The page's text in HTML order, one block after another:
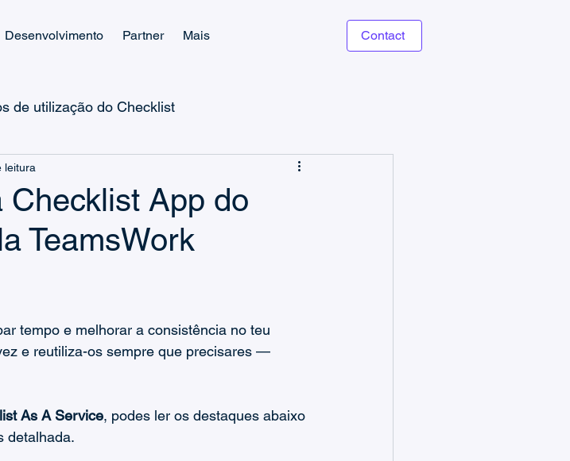
Desenvolvimento Partner Mais Contact
de utilização do Checklist
Microsoft Power Apps
App do
TeamsWork
leitura
tempo e melhorar a consistência no teu
e reutiliza-os sempre que precisares —
As A Service, podes ler os destaques abaixo
detalhada.